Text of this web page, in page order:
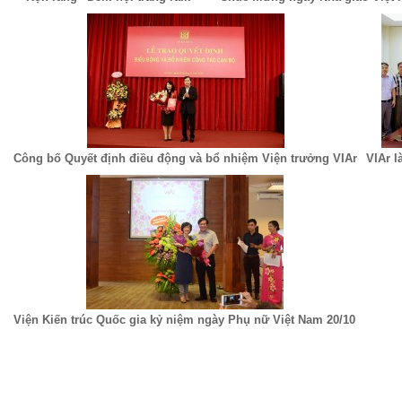
Công bố Quyết định điều động và bổ nhiệm Viện trưởng VIAr VIAr
Viện Kiến trúc Quốc gia kỷ niệm ngày Phụ nữ Việt Nam 20/10